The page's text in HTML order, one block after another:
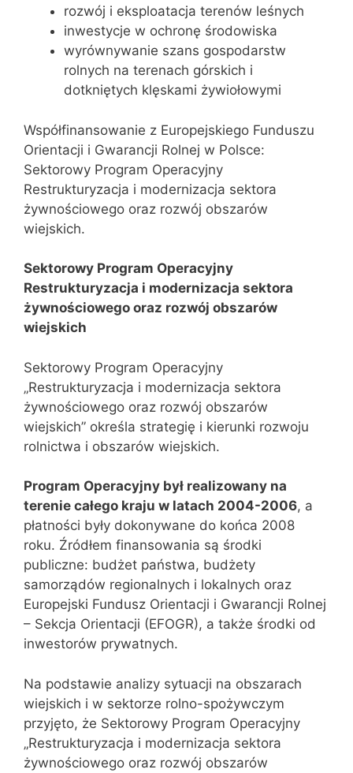
rozwój i eksploatacja terenów leśnych
inwestycje w ochronę środowiska
wyrównywanie szans gospodarstw
rolnych na terenach górskich i
dotkniętych klęskami żywiołowymi
Współfinansowanie z Europejskiego Funduszu
Orientacji i Gwarancji Rolnej w Polsce:
Sektorowy Program Operacyjny
Restrukturyzacja i modernizacja sektora
żywnościowego oraz rozwój obszarów
wiejskich.
Sektorowy Program Operacyjny
Restrukturyzacja i modernizacja sektora
żywnościowego oraz rozwój obszarów
wiejskich
Sektorowy Program Operacyjny
„Restrukturyzacja i modernizacja sektora
żywnościowego oraz rozwój obszarów
wiejskich” określa strategię i kierunki rozwoju
rolnictwa i obszarów wiejskich.
Program Operacyjny był realizowany na
terenie całego kraju w latach 2004-2006, a
płatności były dokonywane do końca 2008
roku. Źródłem finansowania są środki
publiczne: budżet państwa, budżety
samorządów regionalnych i lokalnych oraz
Europejski Fundusz Orientacji i Gwarancji Rolnej
– Sekcja Orientacji (EFOGR), a także środki od
inwestorów prywatnych.
Na podstawie analizy sytuacji na obszarach
wiejskich i w sektorze rolno-spożywczym
przyjęto, że Sektorowy Program Operacyjny
„Restrukturyzacja i modernizacja sektora
żywnościowego oraz rozwój obszarów